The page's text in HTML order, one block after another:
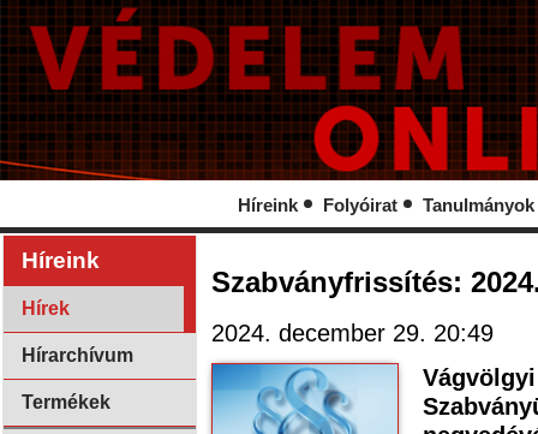
Híreink Folyóirat Tanulmányok
Híreink
Hírek
Hírarchívum
Termékek
Szabványfrissítés:
2024. december 29. 20:49